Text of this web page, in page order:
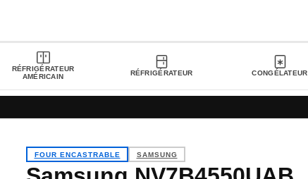
RÉFRIGÉRATEUR
AMÉRICAIN
RÉFRIGÉRATEUR CONGÉLATEUR
FOUR ENCASTRABLE SAMSUNG